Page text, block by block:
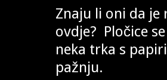
Znaju li oni da
ovdje? Pločice
neka trka s
pažnju.